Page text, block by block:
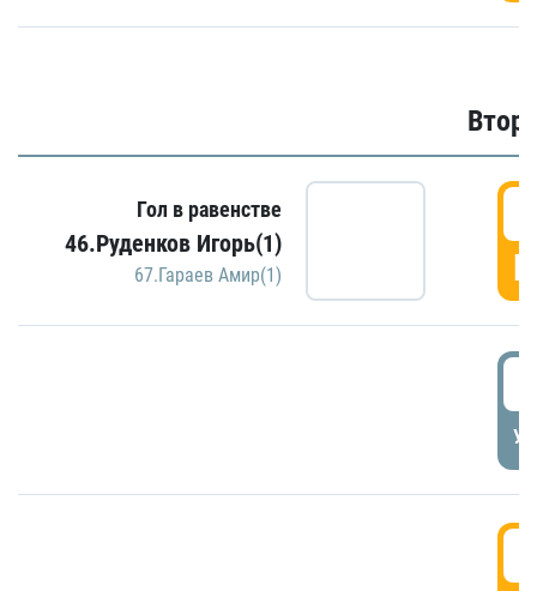
Гол в равенстве
46.Руденков Игорь(1)
67.Гараев Амир(1)